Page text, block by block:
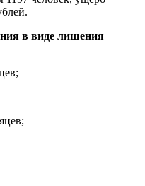
в виде лишения